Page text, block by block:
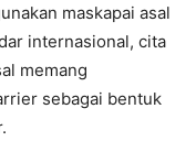
maskapai asal
internasional, cita
memang
sebagai bentuk